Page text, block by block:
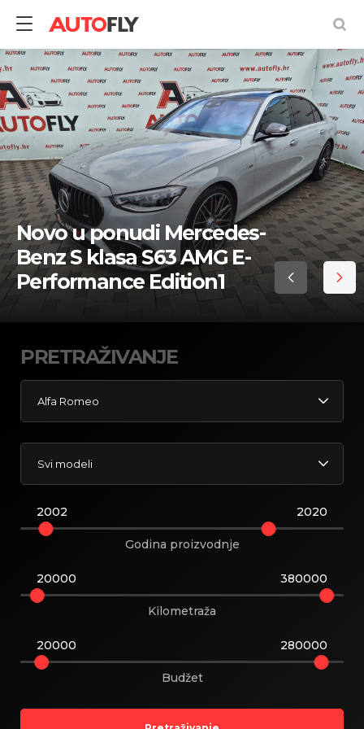
Pretraživanje
rabljenih
vozila
Novo u ponudi Mercedes-
Benz S klasa S63 AMG E-
Performance Edition1
PRETRAŽIVANJE
Alfa Romeo
Svi modeli
2002 2020
Godina proizvodnje
20000 380000
Kilometraža
20000 280000
Budžet